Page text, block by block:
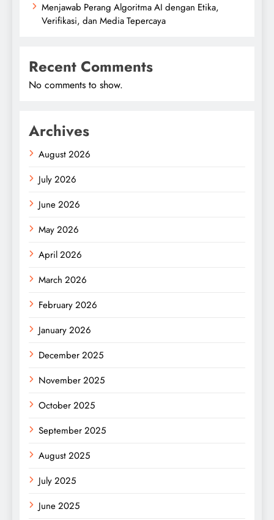
Menjawab Perang Algoritma AI dengan Etika,
Verifikasi, dan Media Tepercaya
Recent Comments
No comments to show.
Archives
August 2026
July 2026
June 2026
May 2026
April 2026
March 2026
February 2026
January 2026
December 2025
November 2025
October 2025
September 2025
August 2025
July 2025
June 2025